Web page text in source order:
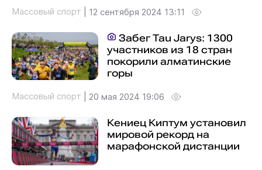
Массовый спорт 12 сентября 2024 13:11
участников из 18 стран
покорили алматинские
горы
Массовый спорт 20 мая 2024 19:06
Кениец Киптум установил
мировой рекорд на
марафонской дистанции